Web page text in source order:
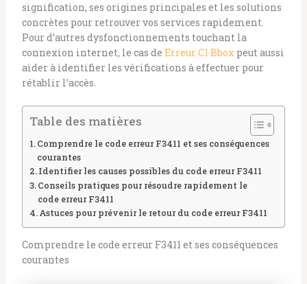
signification, ses origines principales et les solutions
concrètes pour retrouver vos services rapidement.
Pour d’autres dysfonctionnements touchant la
connexion internet, le cas de Erreur C1 Bbox peut aussi
aider à identifier les vérifications à effectuer pour
rétablir l’accès.
Table des matières
Comprendre le code erreur F3411 et ses conséquences
courantes
Identifier les causes possibles du code erreur F3411
Conseils pratiques pour résoudre rapidement le
code erreur F3411
Astuces pour prévenir le retour du code erreur F3411
Comprendre le code erreur F3411 et ses conséquences
courantes